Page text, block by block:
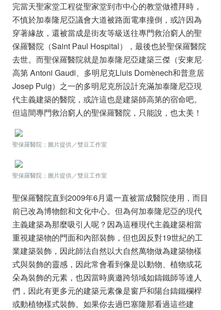
完當天聖家堂工程從聖家堂到市中心的教堂做禮拜時，
不慎於加泰隆尼亞議會大道被路面電車撞倒，或許因為
穿著緣故，還被當成是街友等級送往專門救治窮人的聖
保羅醫院（Saint Paul Hospital），最後也於聖保羅醫院
去世。而聖保羅醫院就是加泰隆尼亞建築三傑（安東尼·
高第 Antoni Gaudi、多明尼克Lluis Domènech和普意居
Josep Puig）之一的多明尼克所設計充滿加泰隆尼亞現
代主義建築的醫院，或許這也是建築師高第的宿命吧。
但這間專門救治窮人的聖保羅醫院，只能說，也太美！
聖保羅醫院；圖片提供／雙豆工作室
聖保羅醫院；圖片提供／雙豆工作室
聖保羅醫院直到2009年6月還一直被當成醫院使用，而目
前已改為博物館和文化中心。但為何加泰隆尼亞的現代
主義建築為那麼吸引人呢？因為這種現代主義建築相當
重視建築物的門面和內部裝飾，但也因反對19世紀的工
業建築裝飾，因此師法自然以大自然萬物做為建築物樣
式與裝飾的靈感，因此常會看到像是以動物、植物或花
朵為裝飾的元素，也因當時廣邀跨領域如鑄鐵師等達人
們，因此有更多元的建築元素像是窗戶和陽台鑄鐵欄桿
或動植物樣式裝飾。如果你去過巴塞隆那看過這些建